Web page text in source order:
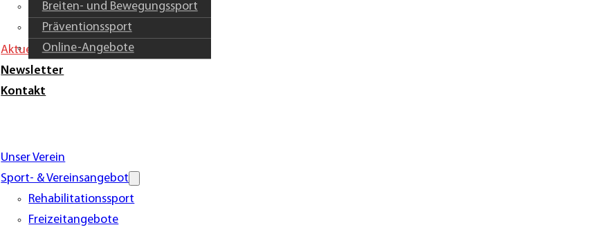
Breiten- und Bewegungssport
Präventionssport
Online-Angebote
Aktuelles & Vereinsleben
Newsletter
Kontakt
Unser Verein
Sport- & Vereinsangebot
Rehabilitationssport
Freizeitangebote